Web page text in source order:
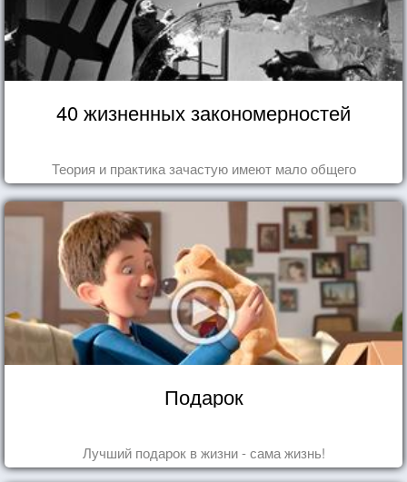
40 жизненных закономерностей
Теория и практика зачастую имеют мало общего
Подарок
Лучший подарок в жизни - сама жизнь!